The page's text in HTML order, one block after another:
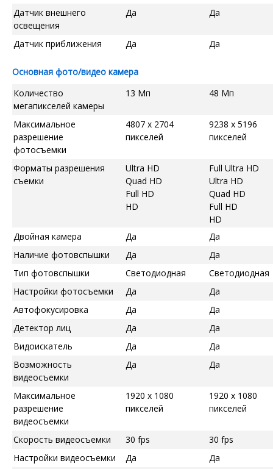
Датчик внешнего
освещения
Да Да
Датчик приближения Да Да
Основная фото/видео камера
Количество
мегапикселей камеры
13 Мп 48 Мп
Максимальное
разрешение
фотосъемки
4807 x 2704
пикселей
9238 x 5196
пикселей
Форматы разрешения
съемки
Ultra HD
Quad HD
Full HD
HD
Full Ultra HD
Ultra HD
Quad HD
Full HD
HD
Двойная камера
Да
Да
Наличие фотовспышки
Да
Да
Тип фотовспышки
Светодиодная
Светодиодная
Настройки фотосъемки
Да
Да
Автофокусировка
Да
Да
Детектор лиц
Да
Да
Видоискатель
Да
Да
Возможность
видеосъемки
Да Да
Максимальное
разрешение
видеосъемки
1920 x 1080
пикселей
1920 x 1080
пикселей
Скорость видеосъемки 30 fps
30 fps
Настройки видеосъемки
Да
Да